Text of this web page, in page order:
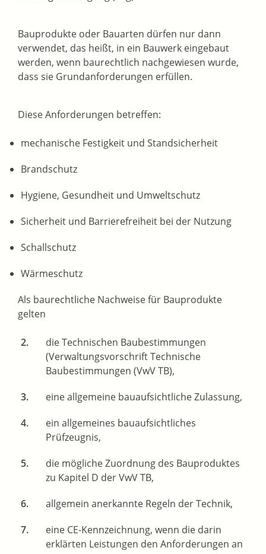
Bauprodukte oder Bauarten dürfen nur dann
verwendet, das heißt, in ein Bauwerk eingebaut
werden, wenn baurechtlich nachgewiesen wurde,
dass sie Grundanforderungen erfüllen.
Diese Anforderungen betreffen:
mechanische Festigkeit und Standsicherheit
Brandschutz
Hygiene, Gesundheit und Umweltschutz
Sicherheit und Barrierefreiheit bei der Nutzung
Schallschutz
Wärmeschutz
Als baurechtliche Nachweise für Bauprodukte
gelten
die Technischen Baubestimmungen
(Verwaltungsvorschrift Technische
Baubestimmungen (VwV TB),
eine allgemeine bauaufsichtliche Zulassung,
ein allgemeines bauaufsichtliches
Prüfzeugnis,
die mögliche Zuordnung des Bauproduktes
zu Kapitel D der VwV TB,
allgemein anerkannte Regeln der Technik,
eine CE-Kennzeichnung, wenn die darin
erklärten Leistungen den Anforderungen an